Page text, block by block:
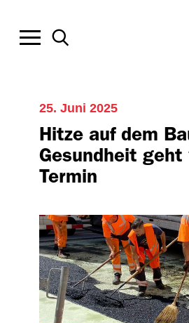
25. Juni 2025
Hitze auf dem
Gesundheit geht
Termin